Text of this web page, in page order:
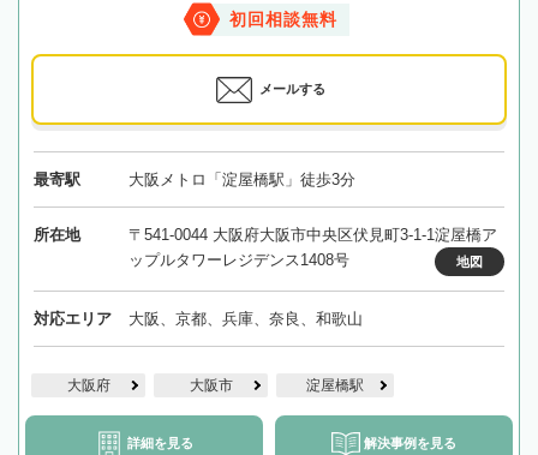
初回相談無料
メールする
最寄駅 大阪メトロ「淀屋橋駅」徒歩3分
所在地
〒541-0044 大阪府大阪市中央区伏見町3-1-1淀屋橋ア
ップルタワーレジデンス1408号
地図
対応エリア 大阪、京都、兵庫、奈良、和歌山
大阪府 大阪市 淀屋橋駅
詳細を見る 解決事例を見る